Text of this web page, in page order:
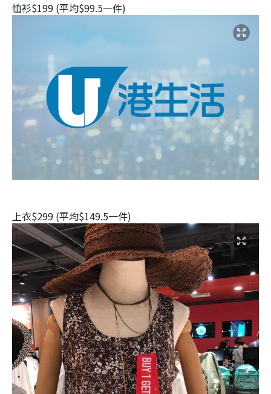
恤衫$199 (平均$99.5一件)
上衣$299 (平均$149.5一件)